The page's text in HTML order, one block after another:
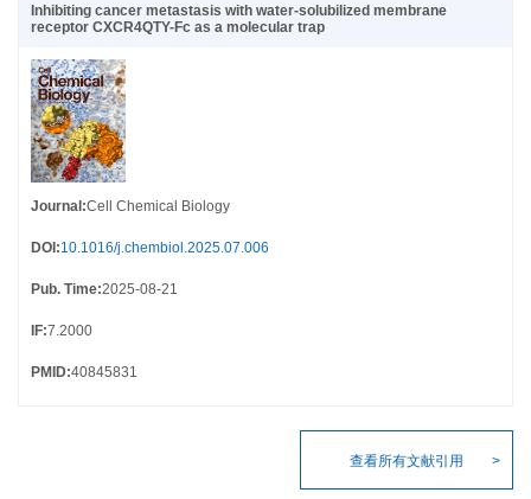
Inhibiting cancer metastasis with water-solubilized membrane
receptor CXCR4QTY-Fc as a molecular trap
Journal:Cell Chemical Biology
DOI:10.1016/j.chembiol.2025.07.006
Pub. Time:2025-08-21
IF:7.2000
PMID:40845831
查看所有文献引用